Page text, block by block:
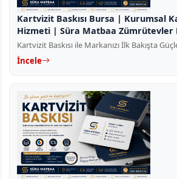
Kartvizit Baskısı Bursa | Kurumsal
Hizmeti | Süra Matbaa Zümrütevler
Kartvizit Baskısı ile Markanızı İlk Bakışta
İncele